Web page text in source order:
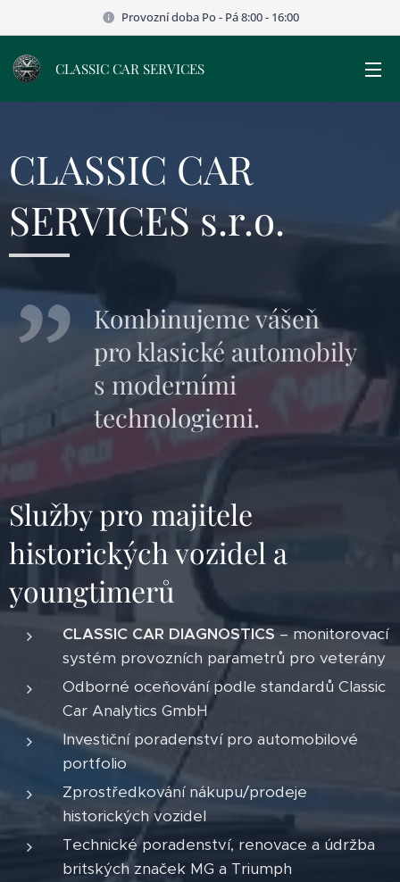
Provozní doba Po - Pá 8:00 - 16:00
CLASSIC CAR SERVICES
CLASSIC CAR
SERVICES s.r.o.
Kombinujeme vášeň
pro klasické automobily
s moderními
technologiemi.
Služby pro majitele
historických vozidel a
youngtimerů
CLASSIC CAR DIAGNOSTICS – monitorovací
systém provozních parametrů pro veterány
Odborné oceňování podle standardů Classic
Car Analytics GmbH
Investiční poradenství pro automobilové
portfolio
Zprostředkování nákupu/prodeje
historických vozidel
Technické poradenství, renovace a údržba
britských značek MG a Triumph